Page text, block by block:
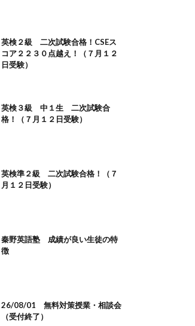
英検２級 二次試験合格！CSEス
コア２２３０点越え！（７月１２
日受験）
英検３級 中１生 二次試験合
格！（７月１２日受験）
英検準２級 二次試験合格！（７
月１２日受験）
秦野英語塾 成績が良い生徒の特
徴
26/08/01 無料対策授業・相談会
（受付終了）